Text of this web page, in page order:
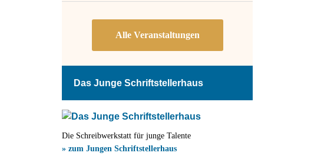
Das Junge Schriftstellerhaus
Die Schreibwerkstatt für junge Talente
» zum Jungen Schriftstellerhaus